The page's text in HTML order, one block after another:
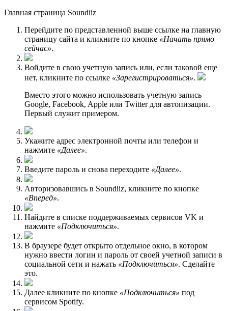
Главная страница Soundiiz
Перейдите по представленной выше ссылке на главную
страницу сайта и кликните по кнопке «Начать прямо
сейчас».
Войдите в свою учетную запись или, если таковой еще
нет, кликните по ссылке «Зарегистрироваться».
Вместо этого можно использовать учетную запись
Google, Facebook, Apple или Twitter для автопизации.
Первый служит примером.
Укажите адрес электронной почты или телефон и
нажмите «Далее».
Введите пароль и снова переходите «Далее».
Авторизовавшись в Soundiiz, кликните по кнопке
«Вперед».
Найдите в списке поддерживаемых сервисов VK и
нажмите «Подключиться».
В браузере будет открыто отдельное окно, в котором
нужно ввести логин и пароль от своей учетной записи в
социальной сети и нажать «Подключиться». Сделайте
это.
Далее кликните по кнопке «Подключиться» под
сервисом Spotify.